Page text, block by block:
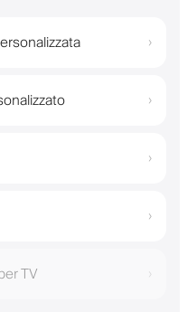
›
›
›
›
TV ›